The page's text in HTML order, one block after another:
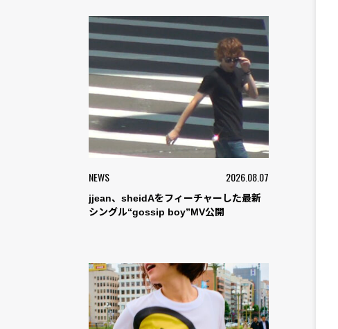
NEWS 2026.08.07
jjean、sheidAをフィーチャーした最新
シングル“gossip boy”MV公開